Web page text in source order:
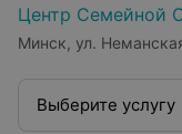
Центр Семейной
Минск, ул.
Выберите услугу